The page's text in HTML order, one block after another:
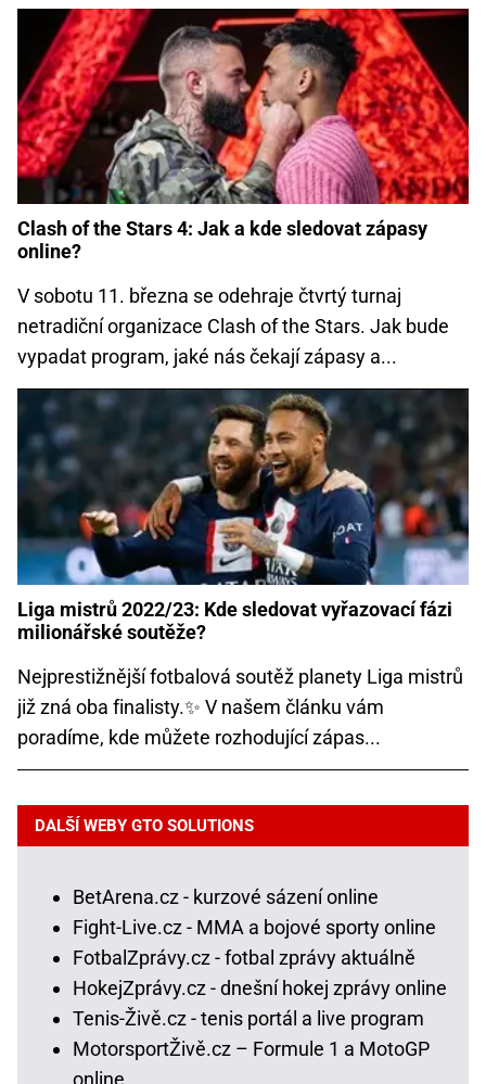
Clash of the Stars 4: Jak a kde sledovat zápasy
online?
V sobotu 11. března se odehraje čtvrtý turnaj
netradiční organizace Clash of the Stars. Jak bude
vypadat program, jaké nás čekají zápasy a...
Liga mistrů 2022/23: Kde sledovat vyřazovací fázi
milionářské soutěže?
Nejprestižnější fotbalová soutěž planety Liga mistrů
již zná oba finalisty.✨ V našem článku vám
poradíme, kde můžete rozhodující zápas...
DALŠÍ WEBY GTO SOLUTIONS
BetArena.cz - kurzové sázení online
Fight-Live.cz - MMA a bojové sporty online
FotbalZprávy.cz - fotbal zprávy aktuálně
HokejZprávy.cz - dnešní hokej zprávy online
Tenis-Živě.cz - tenis portál a live program
MotorsportŽivě.cz – Formule 1 a MotoGP
online